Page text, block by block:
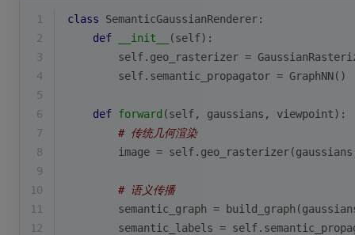
1 class SemanticGaussianRenderer:
2
def __init__ (self):
3
self.geo_rasterizer =
4
        self.semantic_propagator = GraphNN()
5
6
def forward (self, gaussians, viewpoint):
7
# 传统几何渲染
8
image =
9
10
# 语义传播
11
semantic_graph =
12
semantic_labels =